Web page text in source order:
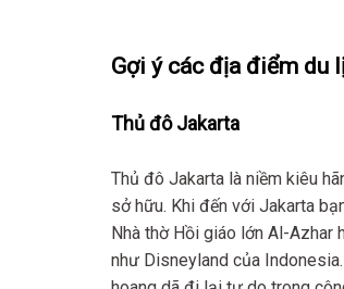
Gợi ý các địa điểm du
Thủ đô Jakarta
Thủ đô Jakarta là niềm kiêu
sở hữu. Khi đến với Jakarta
Nhà thờ Hồi giáo lớn Al-
như Disneyland của